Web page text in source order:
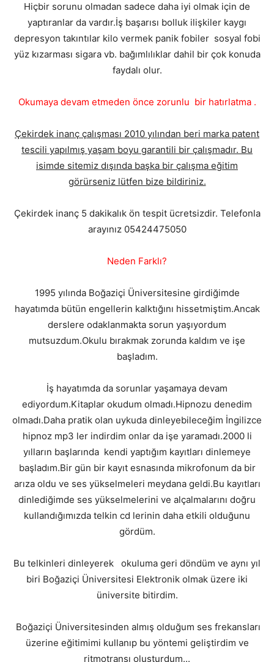
Hiçbir sorunu olmadan sadece daha iyi olmak için de
yaptıranlar da vardır.İş başarısı bolluk ilişkiler kaygı
depresyon takıntılar kilo vermek panik fobiler sosyal fobi
yüz kızarması sigara vb. bağımlılıklar dahil bir çok konuda
faydalı olur.
Okumaya devam etmeden önce zorunlu bir hatırlatma .
Çekirdek inanç çalışması 2010 yılından beri marka patent
tescili yapılmış yaşam boyu garantili bir çalışmadır. Bu
isimde sitemiz dışında başka bir çalışma eğitim
görürseniz lütfen bize bildiriniz.
Çekirdek inanç 5 dakikalık ön tespit ücretsizdir. Telefonla
arayınız 05424475050
Neden Farklı?
1995 yılında Boğaziçi Üniversitesine girdiğimde
hayatımda bütün engellerin kalktığını hissetmiştim.Ancak
derslere odaklanmakta sorun yaşıyordum
mutsuzdum.Okulu bırakmak zorunda kaldım ve işe
başladım.
İş hayatımda da sorunlar yaşamaya devam
ediyordum.Kitaplar okudum olmadı.Hipnozu denedim
olmadı.Daha pratik olan uykuda dinleyebileceğim İngilizce
hipnoz mp3 ler indirdim onlar da işe yaramadı.2000 li
yılların başlarında kendi yaptığım kayıtları dinlemeye
başladım.Bir gün bir kayıt esnasında mikrofonum da bir
arıza oldu ve ses yükselmeleri meydana geldi.Bu kayıtları
dinlediğimde ses yükselmelerini ve alçalmalarını doğru
kullandığımızda telkin cd lerinin daha etkili olduğunu
gördüm.
Bu telkinleri dinleyerek okuluma geri döndüm ve aynı yıl
biri Boğaziçi Üniversitesi Elektronik olmak üzere iki
üniversite bitirdim.
Boğaziçi Üniversitesinden almış olduğum ses frekansları
üzerine eğitimimi kullanıp bu yöntemi geliştirdim ve
ritmotransı oluşturdum...